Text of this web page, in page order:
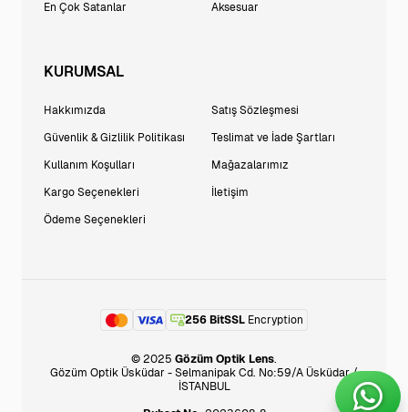
En Çok Satanlar Aksesuar
KURUMSAL
Hakkımızda
Güvenlik & Gizlilik Politikası
Kullanım Koşulları
Kargo Seçenekleri
Ödeme Seçenekleri
Satış Sözleşmesi
Teslimat ve İade Şartları
Mağazalarımız
İletişim
256 BitSSL Encryption
© 2025 Gözüm Optik Lens.
Gözüm Optik Üsküdar - Selmanipak Cd. No:59/A Üsküdar /
İSTANBUL